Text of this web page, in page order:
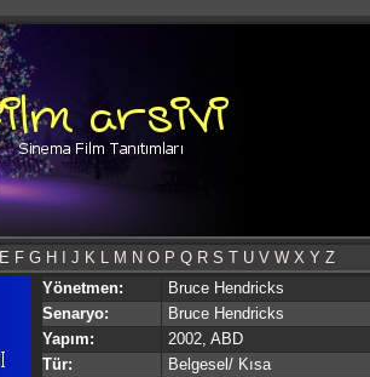
E F G H J K L M N O P Q R S T U V W X Y Z
Yönetmen:
Bruce Hendricks
Senaryo:
Bruce Hendricks
Yapım:
2002, ABD
Tür:
Belgesel/ Kısa